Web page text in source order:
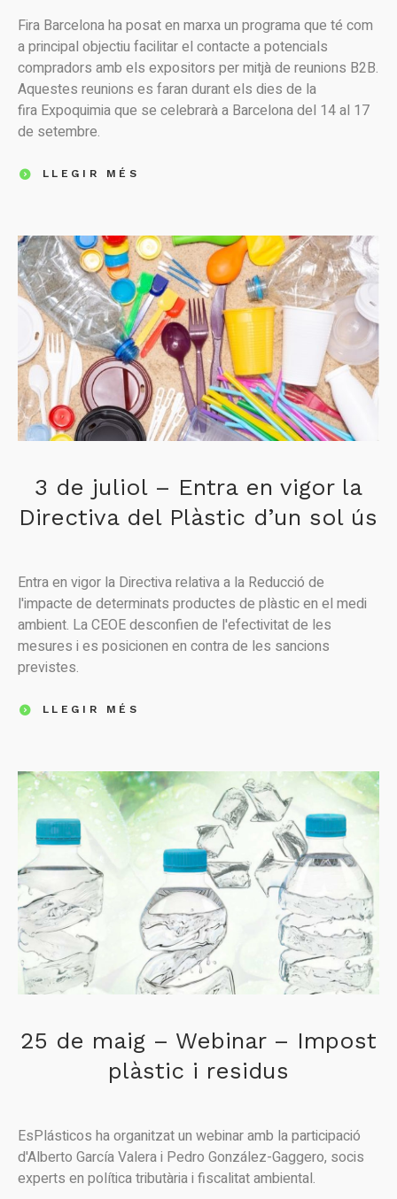
Fira Barcelona ha posat en marxa un programa que té com
a principal objectiu facilitar el contacte a potencials
compradors amb els expositors per mitjà de reunions B2B.
Aquestes reunions es faran durant els dies de la
fira Expoquimia que se celebrarà a Barcelona del 14 al 17
de setembre.
LLEGIR MÉS
3 de juliol – Entra en vigor la
Directiva del Plàstic d’un sol ús
Entra en vigor la Directiva relativa a la Reducció de
l'impacte de determinats productes de plàstic en el medi
ambient. La CEOE desconfien de l'efectivitat de les
mesures i es posicionen en contra de les sancions
previstes.
LLEGIR MÉS
25 de maig – Webinar – Impost
plàstic i residus
EsPlásticos ha organitzat un webinar amb la participació
d'Alberto García Valera i Pedro González-Gaggero, socis
experts en política tributària i fiscalitat ambiental.